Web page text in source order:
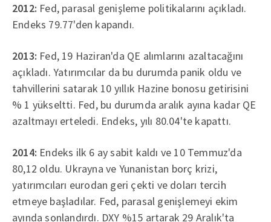
2012: Fed, parasal genişleme politikalarını açıkladı.
Endeks 79.77'den kapandı.
2013: Fed, 19 Haziran'da QE alımlarını azaltacağını
açıkladı. Yatırımcılar da bu durumda panik oldu ve
tahvillerini satarak 10 yıllık Hazine bonosu getirisini
% 1 yükseltti. Fed, bu durumda aralık ayına kadar QE
azaltmayı erteledi. Endeks, yılı 80.04'te kapattı.
2014: Endeks ilk 6 ay sabit kaldı ve 10 Temmuz'da
80,12 oldu. Ukrayna ve Yunanistan borç krizi,
yatırımcıları eurodan geri çekti ve doları tercih
etmeye başladılar. Fed, parasal genişlemeyi ekim
ayında sonlandırdı. DXY %15 artarak 29 Aralık'ta